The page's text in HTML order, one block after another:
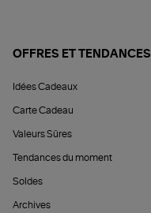
OFFRES ET TENDANCES
Idées Cadeaux
Carte Cadeau
Valeurs Sûres
Tendances du moment
Soldes
Archives